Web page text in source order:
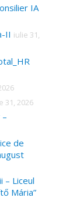
IA
II iulie 31,
31, 2026
de
– Liceul
Mária”